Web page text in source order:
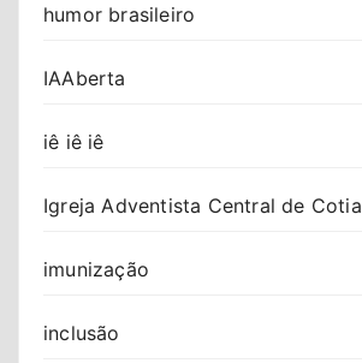
humor brasileiro
IAAberta
iê iê iê
Igreja Adventista Central de Cotia
imunização
inclusão